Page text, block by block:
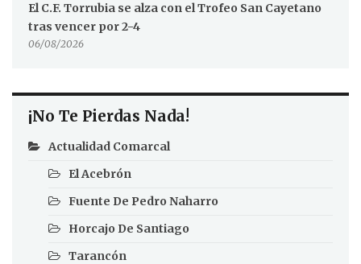
El C.F. Torrubia se alza con el Trofeo San Cayetano
tras vencer por 2-4
06/08/2026
¡No Te Pierdas Nada!
Actualidad Comarcal
El Acebrón
Fuente De Pedro Naharro
Horcajo De Santiago
Tarancón